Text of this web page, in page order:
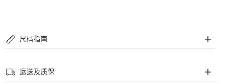
尺码指南
运送及质保